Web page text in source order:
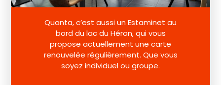
Quanta, c’est aussi un Estaminet au
bord du lac du Héron, qui vous
propose actuellement une carte
renouvelée régulièrement. Que vous
soyez individuel ou groupe.